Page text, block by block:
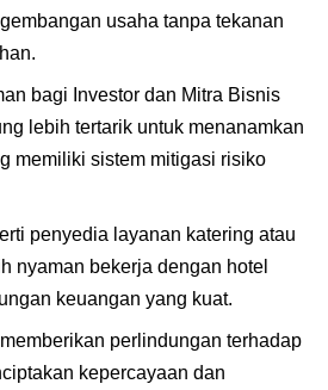
usaha tanpa tekanan
bagi Investor dan Mitra Bisnis
lebih tertarik untuk menanamkan
memiliki sistem mitigasi risiko
penyedia layanan katering atau
nyaman bekerja dengan hotel
keuangan yang kuat.
perlindungan terhadap
kepercayaan dan